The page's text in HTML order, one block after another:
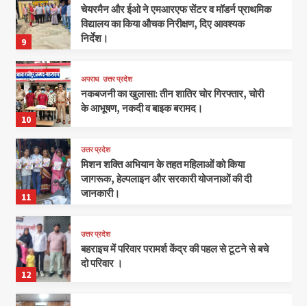
9
चेयरमैन और ईओ ने एमआरएफ सेंटर व मॉडर्न प्राथमिक
विद्यालय का किया औचक निरीक्षण, दिए आवश्यक
निर्देश।
10
अपराध उत्तर प्रदेश
नकबजनी का खुलासा: तीन शातिर चोर गिरफ्तार, चोरी
के आभूषण, नकदी व बाइक बरामद।
11
उत्तर प्रदेश
मिशन शक्ति अभियान के तहत महिलाओं को किया
जागरूक, हेल्पलाइन और सरकारी योजनाओं की दी
जानकारी।
12
उत्तर प्रदेश
बहराइच में परिवार परामर्श केंद्र की पहल से टूटने से बचे
दो परिवार ।